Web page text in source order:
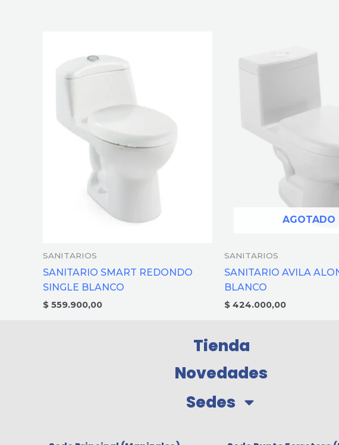
SANITARIOS
SANITARIO SMART REDONDO
SINGLE BLANCO
$ 559.900,00
AGOTADO
SANITARIOS
SANITARIO AVILA
BLANCO
$ 424.000,00
Tienda
Novedades
Sedes